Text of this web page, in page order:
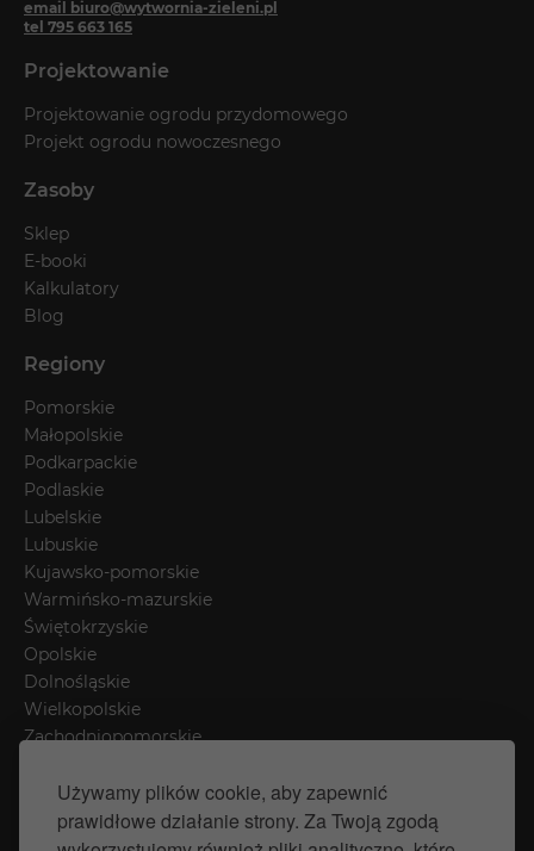
Używamy plików cookie, aby zapewnić
prawidłowe działanie strony. Za Twoją zgodą
email biuro@wytwornia-zieleni.pl
tel 795 663 165
Projektowanie
Projektowanie ogrodu przydomowego
Projekt ogrodu nowoczesnego
Zasoby
Sklep
E-booki
Kalkulatory
Blog
Regiony
Pomorskie
Małopolskie
Podkarpackie
Podlaskie
Lubelskie
Lubuskie
Kujawsko-pomorskie
Warmińsko-mazurskie
Świętokrzyskie
Opolskie
Dolnośląskie
Wielkopolskie
Zachodniopomorskie
Mazowieckie
Śląskie